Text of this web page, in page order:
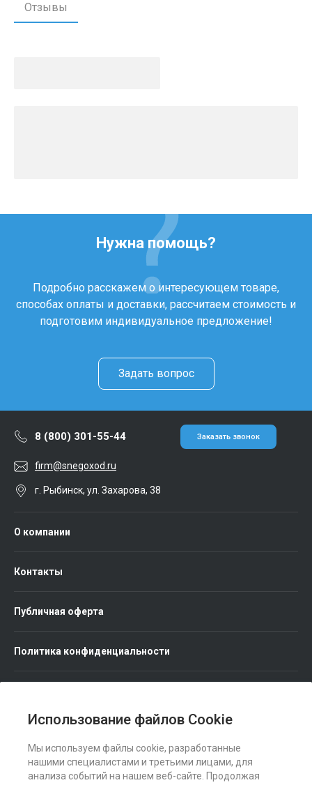
Использование файлов Cookie
Мы используем файлы cookie, разработанные
нашими специалистами и третьими лицами, для
анализа событий на нашем веб-сайте. Продолжая
Отзывы
Нужна помощь?
Подробно расскажем о интересующем товаре,
способах оплаты и доставки, рассчитаем стоимость и
подготовим индивидуальное предложение!
Задать вопрос
8 (800) 301-55-44 Заказать звонок
firm@snegoxod.ru
г. Рыбинск, ул. Захарова, 38
О компании
Контакты
Публичная оферта
Политика конфиденциальности
Мы в соц. сетях